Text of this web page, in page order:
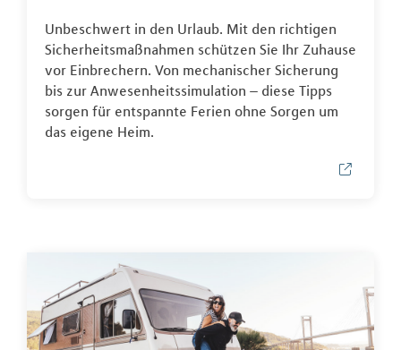
Unbeschwert in den Urlaub. Mit den richtigen
Sicherheitsmaßnahmen schützen Sie Ihr Zuhause
vor Einbrechern. Von mechanischer Sicherung
bis zur Anwesenheitssimulation – diese Tipps
sorgen für entspannte Ferien ohne Sorgen um
das eigene Heim.